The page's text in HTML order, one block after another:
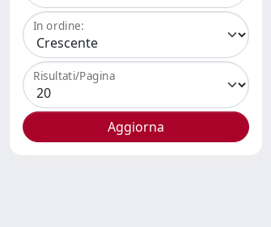
In ordine:
Risultati/Pagina